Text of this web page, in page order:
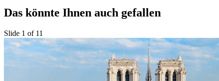
Das könnte Ihnen auch gefallen
Slide 1 of 11